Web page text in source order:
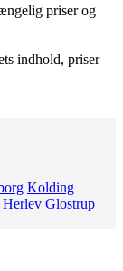
priser og
indhold, priser
Kolding
Herlev Glostrup